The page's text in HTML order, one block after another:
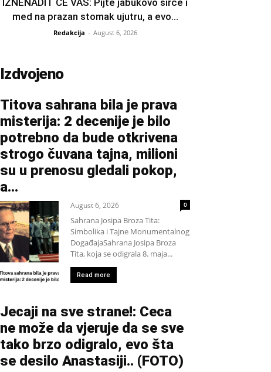
med na prazan stomak ujutru, a evo...
Redakcija - August 6, 2026
Izdvojeno
Titova sahrana bila je prava
misterija: 2 decenije je bilo
potrebno da bude otkrivena
strogo čuvana tajna, milioni
su u prenosu gledali pokop,
a...
August 6, 2026 0
Sahrana Josipa Broza Tita:
Simbolika i Tajne Monumentalnog
DogađajaSahrana Josipa Broza
Tita, koja se odigrala 8. maja...
Read more
Jecaji na sve strane!: Ceca
ne može da vjeruje da se sve
tako brzo odigralo, evo šta
se desilo Anastasiji.. (FOTO)